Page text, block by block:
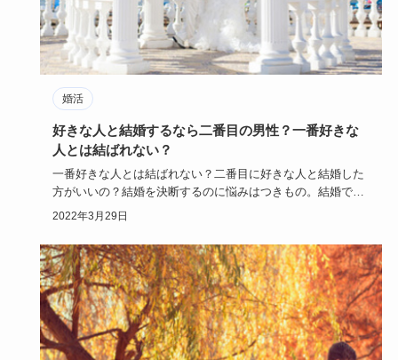
婚活
好きな人と結婚するなら二番目の男性？一番好きな
人とは結ばれない？
一番好きな人とは結ばれない？二番目に好きな人と結婚した
方がいいの？結婚を決断するのに悩みはつきもの。結婚でき
ないからと、と…
2022年3月29日